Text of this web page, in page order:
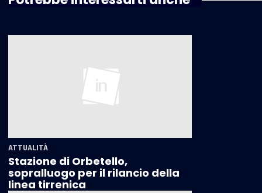
ATTUALITÀ
Stazione di Orbetello,
sopralluogo per il rilancio della
linea tirrenica